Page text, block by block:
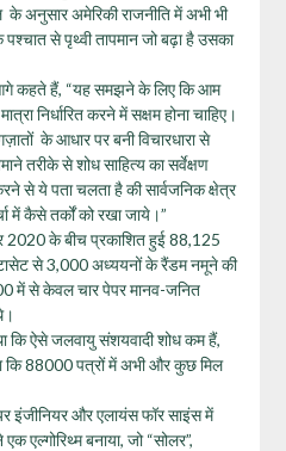
अनुसार अमेरिकी राजनीति में अभी भी
से पृथ्वी तापमान जो बढ़ा है उसका
कहते हैं, “यह समझने के लिए कि आम
निर्धारित करने में सक्षम होना चाहिए।
के आधार पर बनी विचारधारा से
तरीके से शोध साहित्य का सर्वेक्षण
से ये पता चलता है की सार्वजनिक क्षेत्र
में कैसे तर्कों को रखा जाये।”
के बीच प्रकाशित हुई 88,125
से 3,000 अध्ययनों के रैंडम नमूने की
में से केवल चार पेपर मानव-जनित
कि ऐसे जलवायु संशयवादी शोध कम हैं,
कि 88000 पत्रों में अभी और कुछ मिल
इंजीनियर और एलायंस फॉर साइंस में
बनाया, जो “सोलर”,